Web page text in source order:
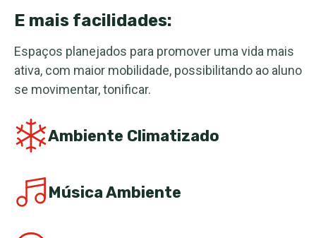
E mais facilidades:
Espaços planejados para promover uma vida mais
ativa, com maior mobilidade, possibilitando ao aluno
se movimentar, tonificar.
Ambiente Climatizado
Música Ambiente